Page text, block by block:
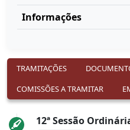
Informações
TRAMITAÇÕES
COMISSÕES A TRAMITAR
12ª Sessão